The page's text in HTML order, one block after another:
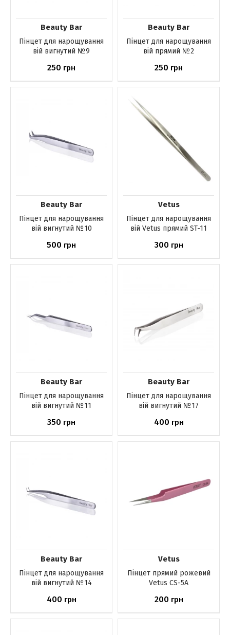
Beauty Bar
Пінцет для нарощування
вій вигнутий №9
250 грн
Beauty Bar
Пінцет для нарощування
вій прямий №2
250 грн
Beauty Bar
Пінцет для нарощування
вій вигнутий №10
500 грн
Vetus
Пінцет для нарощування
вій Vetus прямий ST-11
300 грн
Beauty Bar
Пінцет для нарощування
вій вигнутий №11
350 грн
Beauty Bar
Пінцет для нарощування
вій вигнутий №17
400 грн
Beauty Bar
Пінцет для нарощування
вій вигнутий №14
400 грн
Vetus
Пінцет прямий рожевий
Vetus CS-5A
200 грн